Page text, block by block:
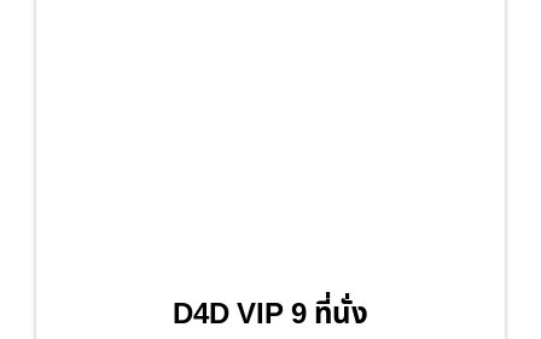
D4D VIP 9 ที่นั่ง